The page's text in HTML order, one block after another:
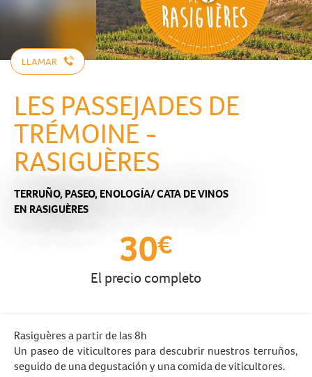
LLAMAR
LES PASSEJADES DE
TRÉMOINE -
RASIGUÈRES
TERRUÑO,PASEO,ENOLOGÍA/ CATA DE VINOS
EN RASIGUÈRES
30€
El precio completo
Rasiguères a partir de las 8h
Un paseo de viticultores para descubrir nuestros terruños,
seguido de una degustación y una comida de viticultores.